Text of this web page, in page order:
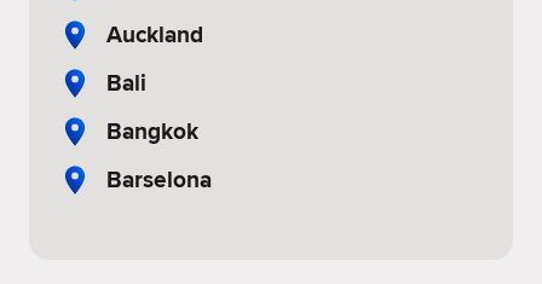
Auckland
Bali
Bangkok
Barselona